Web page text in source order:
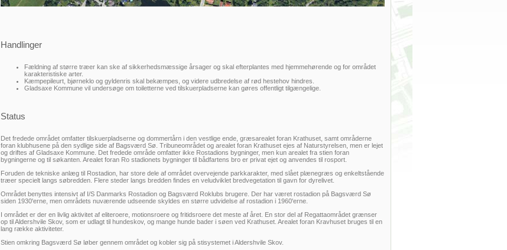
Handlinger
Fældning af større træer kan ske af sikkerhedsmæssige årsager og skal efterplantes med hjemmehørende og for området
karakteristiske arter.
Kæmpepileurt, bjørneklo og gyldenris skal bekæmpes, og videre udbredelse af rød hestehov hindres.
Gladsaxe Kommune vil undersøge om toiletterne ved tilskuerpladserne kan gøres offentligt tilgængelige.
Status
Det fredede området omfatter tilskuerpladserne og dommertårn i den vestlige ende, græsarealet foran Krathuset, samt områderne
foran klubhusene på den sydlige side af Bagsværd Sø. Tribuneområdet og arealet foran Krathuset ejes af Naturstyrelsen, men er lejet
og driftes af Gladsaxe Kommune. Det fredede område omfatter ikke Rostadions bygninger, men kun arealet fra stien foran
bygningerne og til søkanten. Arealet foran Ro stadionets bygninger til bådfartens bro er privat ejet og anvendes til rosport.
Foruden de tekniske anlæg til Rostadion, har store dele af området overvejende parkkarakter, med slået plænegræs og enkeltstående
træer specielt langs søbredden. Flere steder langs bredden findes en veludviklet bredvegetation til gavn for dyrelivet.
Området benyttes intensivt af I/S Danmarks Rostadion og Bagsværd Roklubs brugere. Der har været rostadion på Bagsværd Sø
siden 1930'erne, men områdets nuværende udseende skyldes en større udvidelse af rostadion i 1960'erne.
I området er der en livlig aktivitet af eliteroere, motionsroere og fritidsroere det meste af året. En stor del af Regattaområdet grænser
op til Aldershvile Skov, som er udlagt til hundeskov, og mange hunde bader i søen ved Krathuset. Arealet foran Kravhuset bruges til en
lang række aktiviteter.
Stien omkring Bagsværd Sø løber gennem området og kobler sig på stisystemet i Aldershvile Skov.